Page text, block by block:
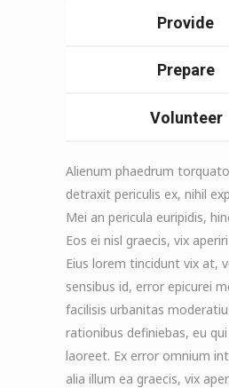
Provide
Prepare
Volunteer
Alienum phaedrum
detraxit periculis ex, nihil
Mei an pericula euripidis,
Eos ei nisl graecis, vix
Eius lorem tincidunt vix at,
sensibus id, error epicurei
facilisis urbanitas
rationibus definiebas, eu
laoreet. Ex error omnium
alia illum ea graecis, vix